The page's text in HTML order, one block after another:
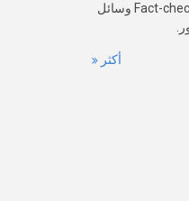
بأهمية التحقق من صدقية هذه الأخبار والادعاءات، ولتحقيق ذلك تتابعFact-checking Turkey وسائل
أكثر